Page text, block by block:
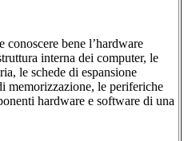
conoscere bene l’hardware
interna dei computer, le
le schede di espansione
memorizzazione, le periferiche
hardware e software di una